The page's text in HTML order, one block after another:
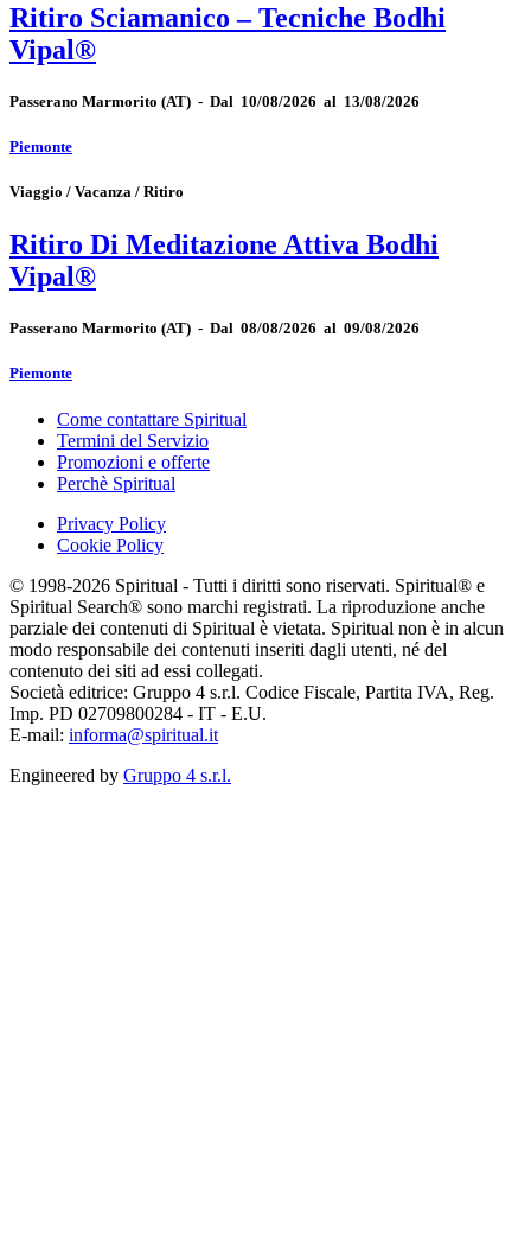
Ritiro Sciamanico – Tecniche Bodhi
Vipal®
Passerano Marmorito (AT) - Dal 10/08/2026 al 13/08/2026
Piemonte
Viaggio / Vacanza / Ritiro
Ritiro Di Meditazione Attiva Bodhi
Vipal®
Passerano Marmorito (AT) - Dal 08/08/2026 al 09/08/2026
Piemonte
Come contattare Spiritual
Termini del Servizio
Promozioni e offerte
Perchè Spiritual
Privacy Policy
Cookie Policy
© 1998-2026 Spiritual - Tutti i diritti sono riservati. Spiritual® e
Spiritual Search® sono marchi registrati. La riproduzione anche
parziale dei contenuti di Spiritual è vietata. Spiritual non è in alcun
modo responsabile dei contenuti inseriti dagli utenti, né del
contenuto dei siti ad essi collegati.
Società editrice: Gruppo 4 s.r.l. Codice Fiscale, Partita IVA, Reg.
Imp. PD 02709800284 - IT - E.U.
E-mail: informa@spiritual.it
Engineered by Gruppo 4 s.r.l.